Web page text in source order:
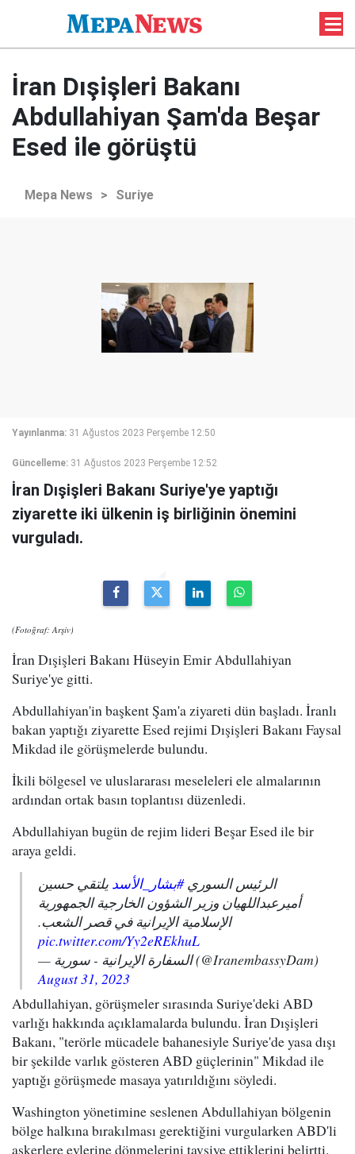
İran Dışişleri Bakanı
Abdullahiyan Şam'da Beşar
Esed ile görüştü
Mepa News > Suriye
Yayınlanma: 31 Ağustos 2023 Perşembe 12:50
Güncelleme: 31 Ağustos 2023 Perşembe 12:52
İran Dışişleri Bakanı Suriye'ye yaptığı
ziyarette iki ülkenin iş birliğinin önemini
vurguladı.
(Fotoğraf: Arşiv)
İran Dışişleri Bakanı Hüseyin Emir Abdullahiyan
Suriye'ye gitti.
Abdullahiyan'in başkent Şam'a ziyareti dün başladı. İranlı
bakan yaptığı ziyarette Esed rejimi Dışişleri Bakanı Faysal
Mikdad ile görüşmelerde bulundu.
İkili bölgesel ve uluslararası meseleleri ele almalarının
ardından ortak basın toplantısı düzenledi.
Abdullahiyan bugün de rejim lideri Beşar Esed ile bir
araya geldi.
الرئيس السوري#بشار_الأسد يلتقي حسين
أميرعبداللهيان وزير الشؤون الخارجية الجمهوریة
الإسلامیة الإیرانية في قصر الشعب.
pic.twitter.com/Yy2eREkhuL
— السفارة الإيرانية - سورية (@IranembassyDam)
August 31, 2023
Abdullahiyan, görüşmeler sırasında Suriye'deki ABD
varlığı hakkında açıklamalarda bulundu. İran Dışişleri
Bakanı, "terörle mücadele bahanesiyle Suriye'de yasa dışı
bir şekilde varlık gösteren ABD güçlerinin" Mikdad ile
yaptığı görüşmede masaya yatırıldığını söyledi.
Washington yönetimine seslenen Abdullahiyan bölgenin
bölge halkına bırakılması gerektiğini vurgularken ABD'li
askerlere evlerine dönmelerini tavsiye ettiklerini belirtti.